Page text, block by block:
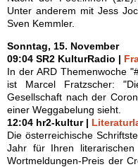
Unter anderem mit Jess
Sven Kemmler.
Sonntag, 15. November
09:04 SR2 KulturRadio |
In der ARD Themenwoche
ist Marcel Fratzscher:
Gesellschaft nach der
einer Weggabelung sieht.
12:04 hr2-kultur |
Die österreichische
Jahr für Ihren literarischen
Wortmeldungen-Preis der